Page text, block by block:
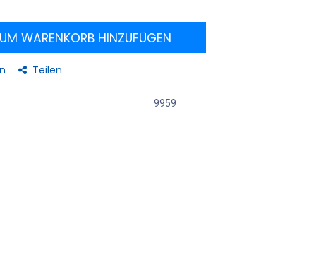
WARENKORB HINZUFÜGEN
Teilen
9959